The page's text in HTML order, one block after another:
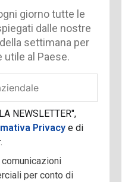
giorno tutte le
dalle nostre
settimana per
utile al Paese.
NEWSLETTER",
Privacy e di
per conto di